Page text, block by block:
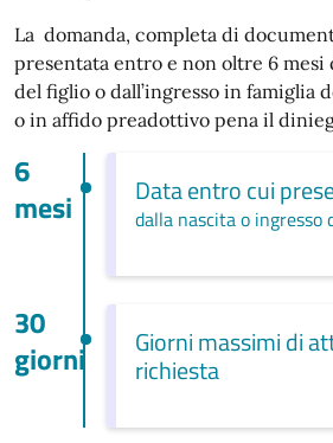
La domanda, completa di
presentata entro e non oltre 6 mesi
del figlio o dall’ingresso in famiglia
o in affido preadottivo pena il
6
mesi
Data entro cui
dalla nascita o ingresso
30
giorni
Giorni massimi di
richiesta